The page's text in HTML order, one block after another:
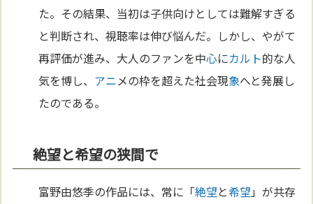
た。その結果、当初は子供向けとしては難解すぎる
と判断され、視聴率は伸び悩んだ。しかし、やがて
再評価が進み、大人のファンを中心にカルト的な人
気を博し、 アニ メの枠を超えた社会現象へと発展し
たのである。
絶望と希望の狭間で
富野由悠季の作品には、常に「絶望と希望 」が共存